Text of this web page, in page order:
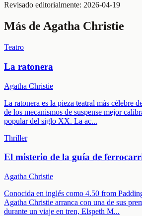
Revisado editorialmente: 2026-04-19
Más de Agatha Christie
Teatro
La ratonera
Agatha Christie
La ratonera es la pieza teatral más célebre
de los mecanismos de suspense mejor
popular del siglo XX. La ac...
Thriller
El misterio de la guía de
Agatha Christie
Conocida en inglés como 4.50 from
Agatha Christie arranca con una de sus
durante un viaje en tren, Elspeth M...